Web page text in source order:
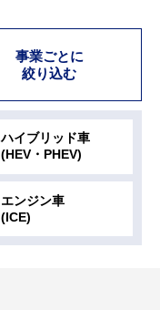
事業ごとに
絞り込む
ハイブリッド車
(HEV・PHEV)
エンジン車
(ICE)